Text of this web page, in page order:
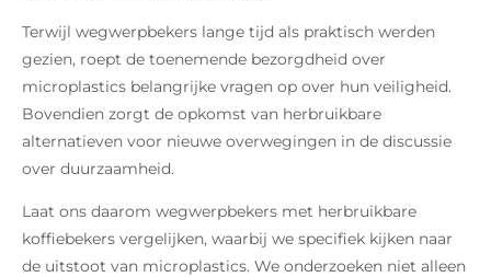
Terwijl wegwerpbekers lange tijd als praktisch werden
gezien, roept de toenemende bezorgdheid over
microplastics belangrijke vragen op over hun veiligheid.
Bovendien zorgt de opkomst van herbruikbare
alternatieven voor nieuwe overwegingen in de discussie
over duurzaamheid.
Laat ons daarom wegwerpbekers met herbruikbare
koffiebekers vergelijken, waarbij we specifiek kijken naar
de uitstoot van microplastics. We onderzoeken niet alleen